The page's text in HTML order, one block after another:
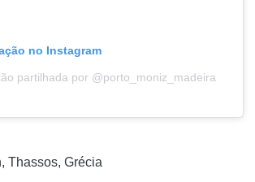
no Instagram
partilhada por @porto_moniz_madeira
Thassos, Grécia